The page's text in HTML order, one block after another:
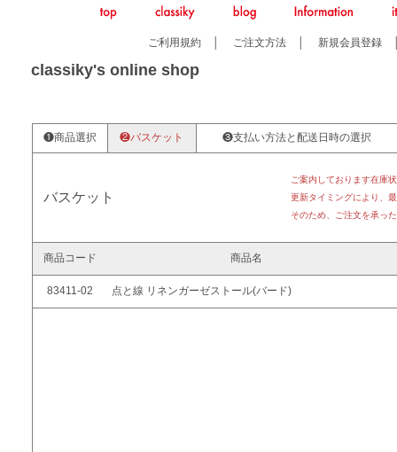
ご利用規約 ご注文方法 新規会員登録
classiky's online shop
❶商品選択 ❷バスケット ❸支払い方法と配送日時の選択
バスケット
ご案内しております在庫
更新タイミングにより、
そのため、ご注文を承っ
商品コード 商品名
83411-02 点と線 リネンガーゼストール(バード)